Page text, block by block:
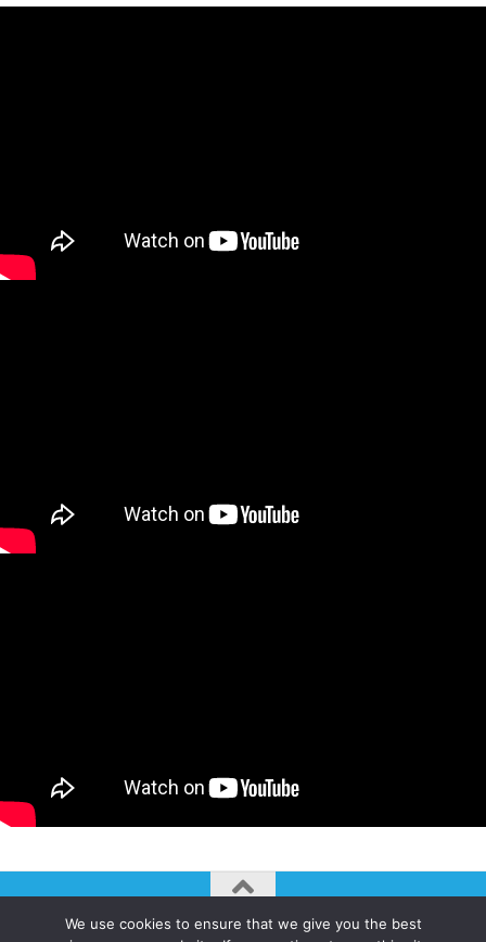
AUTOGIRO/el giro del arte actual © JAVIER MARTINEZ 2026. All
We use cookies to ensure that we give you the best